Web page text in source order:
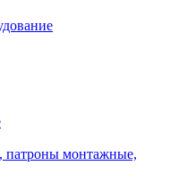
патроны монтажные,